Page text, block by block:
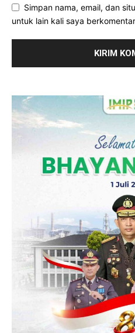
Simpan nama, email, dan
untuk lain kali saya